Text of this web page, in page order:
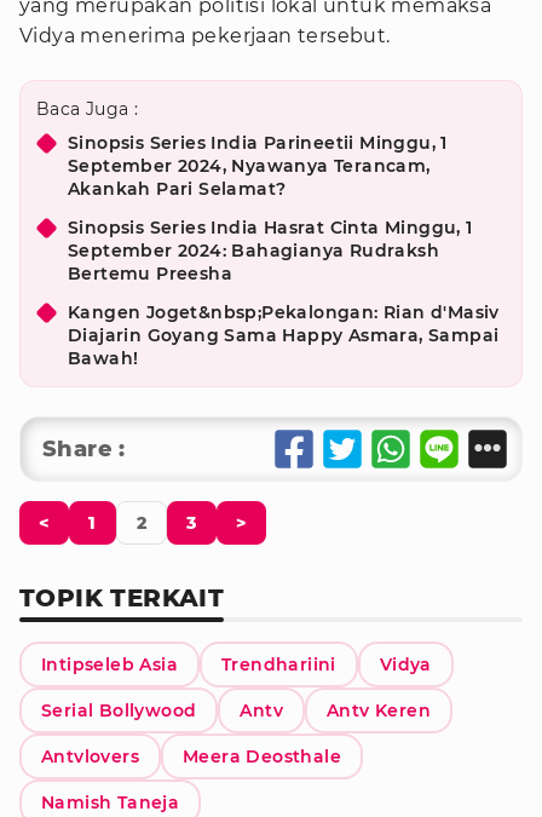
yang merupakan politisi lokal untuk memaksa
Vidya menerima pekerjaan tersebut.
Baca Juga :
Sinopsis Series India Parineetii Minggu, 1
September 2024, Nyawanya Terancam,
Akankah Pari Selamat?
Sinopsis Series India Hasrat Cinta Minggu, 1
September 2024: Bahagianya Rudraksh
Bertemu Preesha
Kangen Joget&nbsp;Pekalongan: Rian d'Masiv
Diajarin Goyang Sama Happy Asmara, Sampai
Bawah!
Share :
< 1 2 3 >
TOPIK TERKAIT
Intipseleb Asia Trendhariini Vidya
Serial Bollywood Antv Antv Keren
Antvlovers Meera Deosthale
Namish Taneja